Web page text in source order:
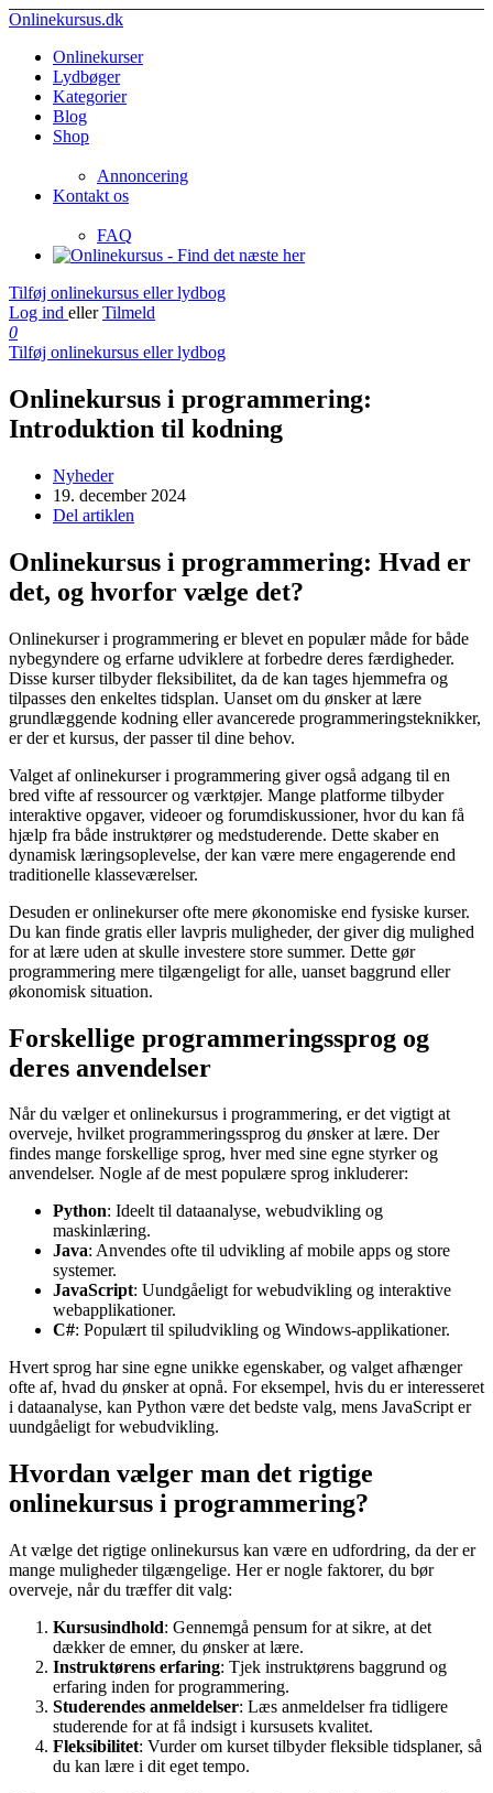
Onlinekursus.dk
Onlinekurser
Lydbøger
Kategorier
Blog
Shop
Annoncering
Kontakt os
FAQ
Tilføj onlinekursus eller lydbog
Log ind eller Tilmeld
0
Tilføj onlinekursus eller lydbog
Onlinekursus i programmering:
Introduktion til kodning
Nyheder
19. december 2024
Del artiklen
Onlinekursus i programmering: Hvad er
det, og hvorfor vælge det?
Onlinekurser i programmering er blevet en populær måde for både
nybegyndere og erfarne udviklere at forbedre deres færdigheder.
Disse kurser tilbyder fleksibilitet, da de kan tages hjemmefra og
tilpasses den enkeltes tidsplan. Uanset om du ønsker at lære
grundlæggende kodning eller avancerede programmeringsteknikker,
er der et kursus, der passer til dine behov.
Valget af onlinekurser i programmering giver også adgang til en
bred vifte af ressourcer og værktøjer. Mange platforme tilbyder
interaktive opgaver, videoer og forumdiskussioner, hvor du kan få
hjælp fra både instruktører og medstuderende. Dette skaber en
dynamisk læringsoplevelse, der kan være mere engagerende end
traditionelle klasseværelser.
Desuden er onlinekurser ofte mere økonomiske end fysiske kurser.
Du kan finde gratis eller lavpris muligheder, der giver dig mulighed
for at lære uden at skulle investere store summer. Dette gør
programmering mere tilgængeligt for alle, uanset baggrund eller
økonomisk situation.
Forskellige programmeringssprog og
deres anvendelser
Når du vælger et onlinekursus i programmering, er det vigtigt at
overveje, hvilket programmeringssprog du ønsker at lære. Der
findes mange forskellige sprog, hver med sine egne styrker og
anvendelser. Nogle af de mest populære sprog inkluderer:
Python: Ideelt til dataanalyse, webudvikling og
maskinlæring.
Java: Anvendes ofte til udvikling af mobile apps og store
systemer.
JavaScript: Uundgåeligt for webudvikling og interaktive
webapplikationer.
C#: Populært til spiludvikling og Windows-applikationer.
Hvert sprog har sine egne unikke egenskaber, og valget afhænger
ofte af, hvad du ønsker at opnå. For eksempel, hvis du er interesseret
i dataanalyse, kan Python være det bedste valg, mens JavaScript er
uundgåeligt for webudvikling.
Hvordan vælger man det rigtige
onlinekursus i programmering?
At vælge det rigtige onlinekursus kan være en udfordring, da der er
mange muligheder tilgængelige. Her er nogle faktorer, du bør
overveje, når du træffer dit valg:
Kursusindhold: Gennemgå pensum for at sikre, at det
dækker de emner, du ønsker at lære.
Instruktørens erfaring: Tjek instruktørens baggrund og
erfaring inden for programmering.
Studerendes anmeldelser: Læs anmeldelser fra tidligere
studerende for at få indsigt i kursusets kvalitet.
Fleksibilitet: Vurder om kurset tilbyder fleksible tidsplaner, så
du kan lære i dit eget tempo.